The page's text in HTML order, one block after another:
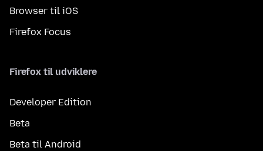
Browser til iOS
Firefox Focus
Firefox til udviklere
Developer Edition
Beta
Beta til Android